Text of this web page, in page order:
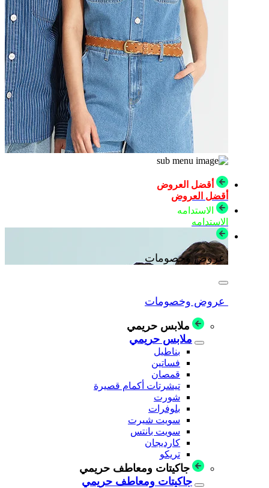
أقضل العروض
أقضل العروض
الاستدامه
الاستدامه
عروض وخصومات
عروض وخصومات
ملابس حريمي
ملابس حريمي
بناطيل
فساتين
قمصان
تيشرتات أكمام قصيرة
شورت
بلوفرات
سويت شيرت
سويت بانتس
كارديجان
تريكو
جاكيتات ومعاطف حريمي
جاكيتات ومعاطف حريمي